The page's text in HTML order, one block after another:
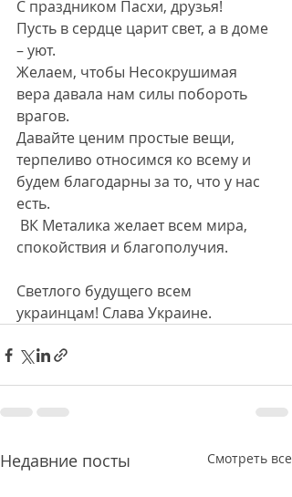
С праздником Пасхи, друзья!
Пусть в сердце царит свет, а в доме
– уют.
Желаем, чтобы Несокрушимая
вера давала нам силы побороть
врагов.
Давайте ценим простые вещи,
терпеливо относимся ко всему и
будем благодарны за то, что у нас
есть.
спокойствия и благополучия.
Светлого будущего всем
украинцам! Слава Украине.
Недавние посты Смотреть все